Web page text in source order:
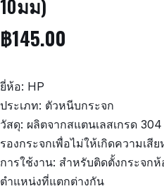
10มม)
฿145.00
ยี่ห้อ: HP
ประเภท: ตัวหนีบกระจก
วัสดุ: ผลิตจากสแตนเลสเกรด
รองกระจกเพื่อไม่ให้เกิดความเสี
การใช้งาน: สำหรับติดตั้งกระจก
ตำแหน่งที่แตกต่างกัน